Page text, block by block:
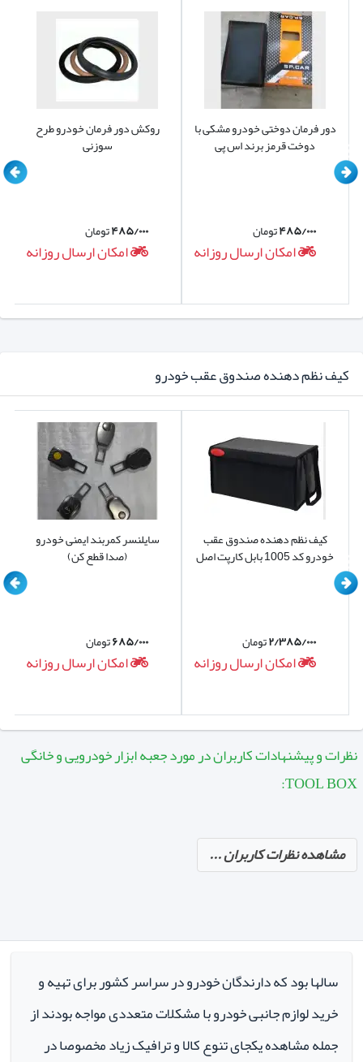
روکش دور فرمان خودرو طرح
سوزنی
۴۸۵/۰۰۰تومان
امکان ارسال روزانه
دور فرمان دوختی خودرو مشکی با
دوخت قرمز برند اس پی
۴۸۵/۰۰۰تومان
امکان ارسال روزانه
کیف نظم دهنده صندوق عقب خودرو
سایلنسر کمربند ایمنی خودرو
(صدا قطع کن)
۶۸۵/۰۰۰تومان
امکان ارسال روزانه
کیف نظم دهنده صندوق عقب
خودرو کد 1005 بابل کارپت اصل
۲/۳۸۵/۰۰۰تومان
امکان ارسال روزانه
نظرات و پیشنهادات کاربران در مورد جعبه ابزار خودرویی و خانگی
TOOL BOX:
مشاهده نظرات کاربران ...
سالها بود که دارندگان خودرو در سراسر کشور برای تهیه و
خرید لوازم جانبی خودرو با مشکلات متعددی مواجه بودند از
جمله مشاهده یکجای تنوع کالا و ترافیک زیاد مخصوصا در